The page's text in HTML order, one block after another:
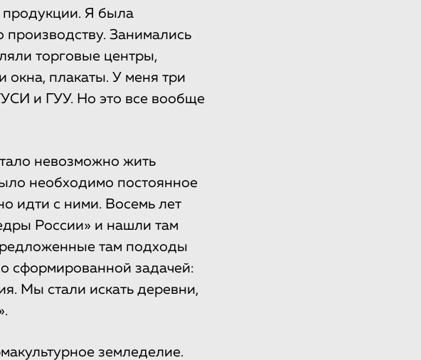
продукции. Я была
Занимались
торговые центры,
окна, плакаты. У меня три
и ГУУ. Но это все вообще
невозможно жить
необходимо постоянное
идти с ними. Восемь лет
России» и нашли там
там подходы
сформированной задачей:
Мы стали искать деревни,
земледелие.